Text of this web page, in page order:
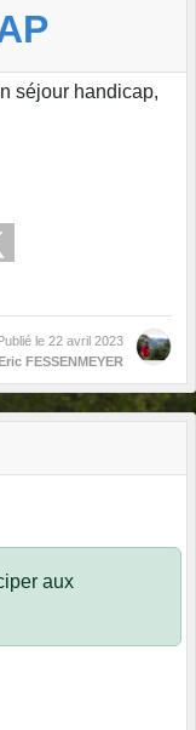
séjour handicap,
le 22 avril 2023
FESSENMEYER
aux